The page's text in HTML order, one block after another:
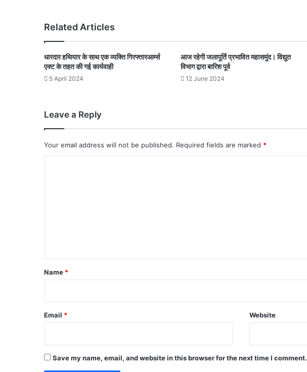
Related Articles
धारदार हथियार के साथ एक व्यक्ति गिरफ्तारआर्म्स
एक्ट के तहत की गई कार्यवाही
5 April 2024
आज रहेगी जलापूर्ति प्रभावित महासमुंद। विद्युत
विभाग द्वारा बारिश पूर्व
12 June 2024
Leave a Reply
Your email address will not be published. Required fields are marked *
*
Name *
Email * Website
Save my name, email, and website in this browser for the next time I comment.